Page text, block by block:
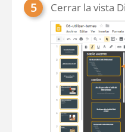
Cerrar la vista